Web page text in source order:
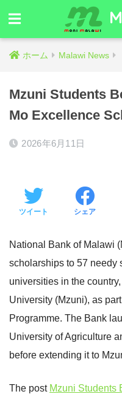
ホーム Malawi News
Mzuni Students
Mo Excellence
2026年6月11日
ツイート シェア
National Bank of Malawi
scholarships to 57 needy
universities in the
University (Mzuni), as
Programme. The Bank
University of Agriculture
before extending it to
The post Mzuni Students